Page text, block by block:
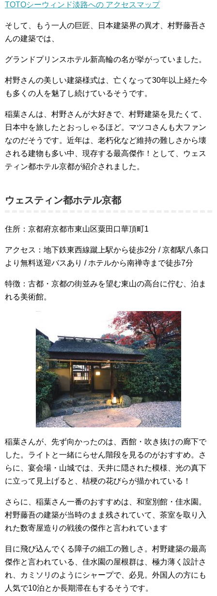
TOTOシーウィンド淡路への アクセスマップ
そして、もう一人の巨匠、日本建築界の異才、村野藤吾さ
んの建築では、
グランドプリンスホテル新高輪の名が挙がっていました。
村野さんの美しい建築様式は、亡くなって30年以上経た今
も多くの人を魅了し続けているそうです。
稲葉さんは、村野さんが大好きで、村野建築を見たくて、
日本中を旅したとおっしゃるほど。マツコさんも大ファン
なのだそうです。近年は、老朽化など維持の難しさから壊
される建物も多い中、現存する最高傑作！として、ウェス
ティン都ホテル京都が紹介されました。
ウェスティン都ホテル京都
住所：京都府京都市東山区粟田口華頂町1
アクセス：地下鉄東西線蹴上駅から徒歩2分 / 京都駅八条口
より無料送迎バスあり / ホテルから南禅寺まで徒歩7分
特徴：古都・京都の街並みを望む東山の高台に佇む、泊ま
れる美術館。
稲葉さんが、先ず向かったのは、西館・吹き抜けの廊下で
した。ライトと一緒にらせん階段を見るのがおすすめ。さ
らに、宴会場・山城では、天井に隠された模様、光の真下
に立って見上げると、桔梗の花びらが描かれている！
さらに、稲葉さん一番のおすすめは、和室別館・佳水園。
村野藤吾の建築が当時のまま残されていて、茶室を取り入
れた数寄屋造りの戦後の傑作と言われています
目に飛び込んでくる障子の細工の難しさ。村野建築の最高
傑作と言われている、佳水園の屋根群は、極力薄く設計さ
れ、カミソリのようにシャープで、必見。外国人の方にも
人気で10泊とか長期滞在もするそうです。